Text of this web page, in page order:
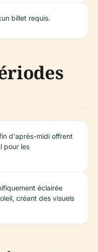
billet requis.
d'après-midi offrent
pour les
éclairée
créant des visuels